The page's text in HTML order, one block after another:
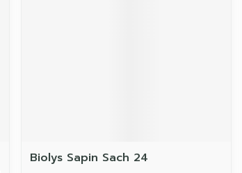
Biolys Sapin Sach 24